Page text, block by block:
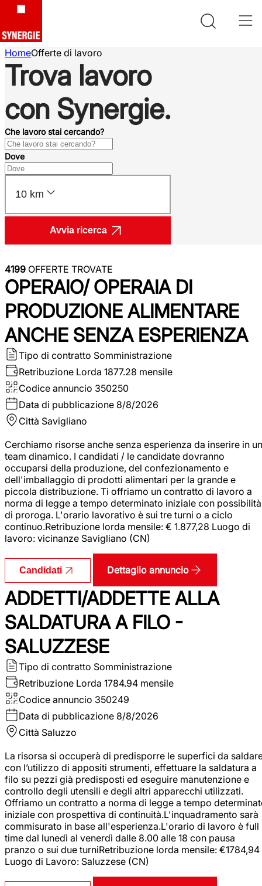
HomeOfferte di lavoro
Trova lavoro
con Synergie.
Che lavoro stai cercando?
Dove
10 km
Avvia ricerca
4199 OFFERTE TROVATE
OPERAIO/ OPERAIA DI
PRODUZIONE ALIMENTARE
ANCHE SENZA ESPERIENZA
Tipo di contratto Somministrazione
Retribuzione Lorda 1877.28 mensile
Codice annuncio 350250
Data di pubblicazione 8/8/2026
Città Savigliano
Cerchiamo risorse anche senza esperienza da inserire in un
team dinamico. I candidati / le candidate dovranno
occuparsi della produzione, del confezionamento e
dell'imballaggio di prodotti alimentari per la grande e
piccola distribuzione. Ti offriamo un contratto di lavoro a
norma di legge a tempo determinato iniziale con possibilità
di proroga. L'orario lavorativo è sui tre turni o a ciclo
continuo.Retribuzione lorda mensile: € 1.877,28 Luogo di
lavoro: vicinanze Savigliano (CN)
Candidati Dettaglio annuncio
ADDETTI/ADDETTE ALLA
SALDATURA A FILO -
SALUZZESE
Tipo di contratto Somministrazione
Retribuzione Lorda 1784.94 mensile
Codice annuncio 350249
Data di pubblicazione 8/8/2026
Città Saluzzo
La risorsa si occuperà di predisporre le superfici da
con l’utilizzo di appositi strumenti, effettuare la saldatura a
filo su pezzi già predisposti ed eseguire manutenzione e
controllo degli utensili e degli altri apparecchi utilizzati.
Offriamo un contratto a norma di legge a tempo
iniziale con prospettiva di continuità.L'inquadramento sarà
commisurato in base all'esperienza.L'orario di lavoro è full
time dal lunedì al venerdì dalle 8.00 alle 18 con pausa
pranzo o sui due turniRetribuzione lorda mensile: €1784,94
Luogo di Lavoro: Saluzzese (CN)